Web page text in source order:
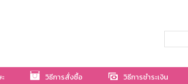
วิธีการสั่งซื้อ วิธีการชำระเงิน